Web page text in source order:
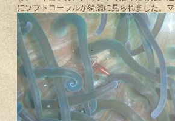
にソフトコーラルが綺麗に見られました。